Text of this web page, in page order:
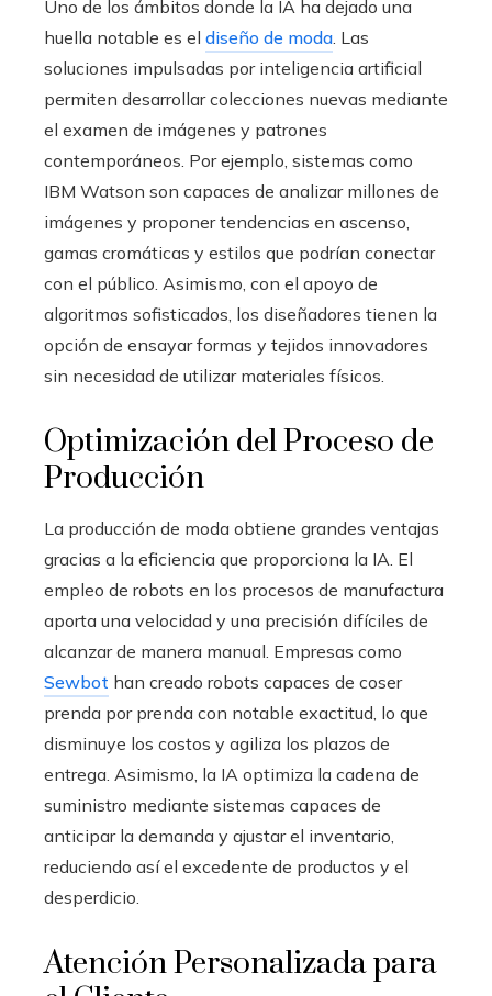
Uno de los ámbitos donde la IA ha dejado una
huella notable es el diseño de moda. Las
soluciones impulsadas por inteligencia artificial
permiten desarrollar colecciones nuevas mediante
el examen de imágenes y patrones
contemporáneos. Por ejemplo, sistemas como
IBM Watson son capaces de analizar millones de
imágenes y proponer tendencias en ascenso,
gamas cromáticas y estilos que podrían conectar
con el público. Asimismo, con el apoyo de
algoritmos sofisticados, los diseñadores tienen la
opción de ensayar formas y tejidos innovadores
sin necesidad de utilizar materiales físicos.
Optimización del Proceso de
Producción
La producción de moda obtiene grandes ventajas
gracias a la eficiencia que proporciona la IA. El
empleo de robots en los procesos de manufactura
aporta una velocidad y una precisión difíciles de
alcanzar de manera manual. Empresas como
Sewbot han creado robots capaces de coser
prenda por prenda con notable exactitud, lo que
disminuye los costos y agiliza los plazos de
entrega. Asimismo, la IA optimiza la cadena de
suministro mediante sistemas capaces de
anticipar la demanda y ajustar el inventario,
reduciendo así el excedente de productos y el
desperdicio.
Atención Personalizada para